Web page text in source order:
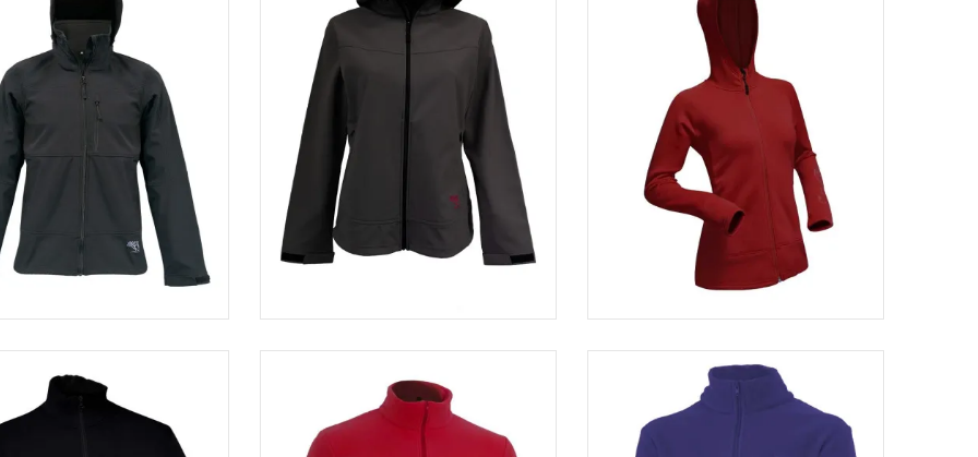
softshell homme ESCUR
€ 87,20 €
Veste softshell femme HAMMEL
109,00 € 87,20 €
Veste Polartec femme...
119,00 €